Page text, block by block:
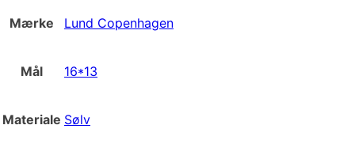
Mærke Lund Copenhagen
Mål 16*13
Materiale Sølv